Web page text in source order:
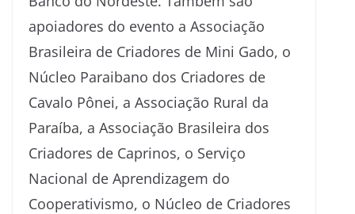
apoiadores do evento a Associação
Brasileira de Criadores de Mini Gado, o
Núcleo Paraibano dos Criadores de
Cavalo Pônei, a Associação Rural da
Paraíba, a Associação Brasileira dos
Criadores de Caprinos, o Serviço
Nacional de Aprendizagem do
Cooperativismo, o Núcleo de Criadores